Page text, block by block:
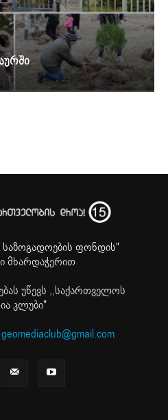
საზოგადოების ფონდის"
მხარდაჭერით
უწევს ,,საქართველოს
კლუბი"
geomediaclub@gmail.com